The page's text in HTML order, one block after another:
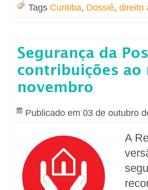
Tags Curitiba, Dossiê, direito
Segurança da
contribuições ao
novembro
Publicado em 03 de outubro
A